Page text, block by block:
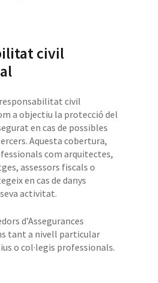
civil
responsabilitat civil
a objectiu la protecció del
en cas de possibles
Aquesta cobertura,
com arquitectes,
assessors fiscals o
en cas de danys
activitat.
d’Assegurances
tant a nivell particular
o col·legis professionals.